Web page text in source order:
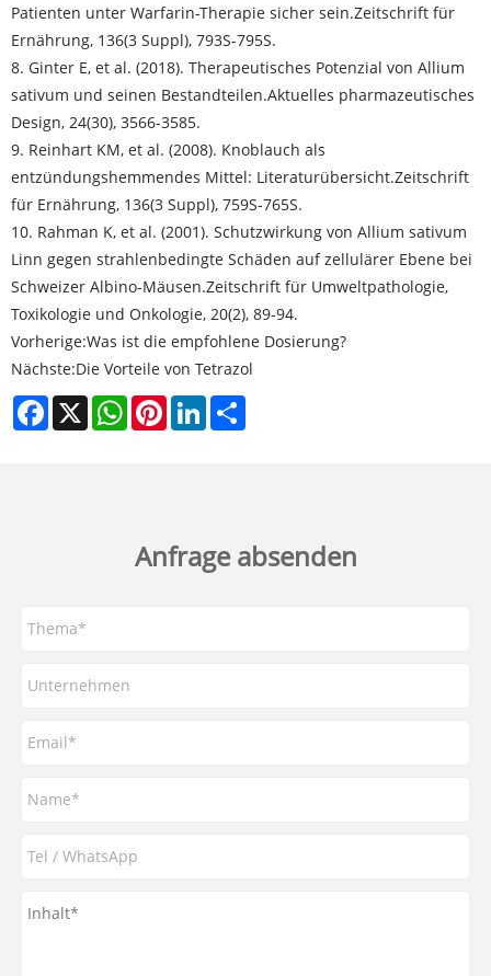
Patienten unter Warfarin-Therapie sicher sein.Zeitschrift für
Ernährung, 136(3 Suppl), 793S-795S.
8. Ginter E, et al. (2018). Therapeutisches Potenzial von Allium
sativum und seinen Bestandteilen.Aktuelles pharmazeutisches
Design, 24(30), 3566-3585.
9. Reinhart KM, et al. (2008). Knoblauch als
entzündungshemmendes Mittel: Literaturübersicht.Zeitschrift
für Ernährung, 136(3 Suppl), 759S-765S.
10. Rahman K, et al. (2001). Schutzwirkung von Allium sativum
Linn gegen strahlenbedingte Schäden auf zellulärer Ebene bei
Schweizer Albino-Mäusen.Zeitschrift für Umweltpathologie,
Toxikologie und Onkologie, 20(2), 89-94.
Vorherige:Was ist die empfohlene Dosierung?
Nächste:Die Vorteile von Tetrazol
Facebook
X WhatsAppPinterestLinkedIn
Anfrage absenden